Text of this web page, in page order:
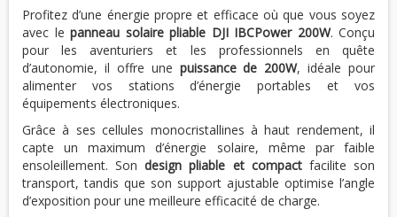
Profitez d’une énergie propre et efficace où que vous soyez
avec le panneau solaire pliable DJI IBCPower 200W. Conçu
pour les aventuriers et les professionnels en quête
d’autonomie, il offre une puissance de 200W, idéale pour
alimenter vos stations d’énergie portables et vos
équipements électroniques.
Grâce à ses cellules monocristallines à haut rendement, il
capte un maximum d’énergie solaire, même par faible
ensoleillement. Sondesign pliable et compactfacilite son
transport, tandis que son support ajustable optimise l’angle
d’exposition pour une meilleure efficacité de charge.